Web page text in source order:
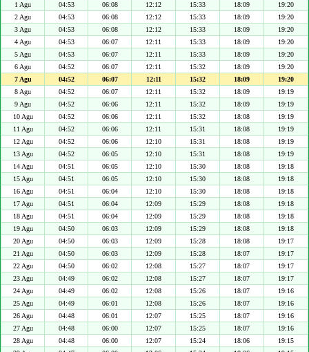
1 Agu
04:53 06:08 12:12 15:33 18:09
19:20
2 Agu
04:53 06:08 12:12 15:33 18:09
19:20
3 Agu
04:53 06:08 12:12 15:33 18:09
19:20
4 Agu
04:53 06:07 12:11 15:33 18:09
19:20
5 Agu
04:53 06:07 12:11 15:33 18:09
19:20
6 Agu
04:52 06:07 12:11 15:32 18:09
19:20
7 Agu
04:52 06:07 12:11 15:32 18:09
19:20
8 Agu
04:52 06:07 12:11 15:32 18:09
19:19
9 Agu
04:52 06:06 12:11 15:32 18:09
19:19
10 Agu
04:52 06:06 12:11 15:32 18:08
19:19
11 Agu
04:52 06:06 12:11 15:31 18:08
19:19
12 Agu
04:52 06:06 12:10 15:31 18:08
19:19
13 Agu
04:52 06:05 12:10 15:31 18:08
19:19
14 Agu
04:51 06:05 12:10 15:30 18:08
19:18
15 Agu
04:51 06:05 12:10 15:30 18:08
19:18
16 Agu
04:51 06:04 12:10 15:30 18:08
19:18
17 Agu
04:51 06:04 12:09 15:29 18:08
19:18
18 Agu
04:51 06:04 12:09 15:29 18:08
19:18
19 Agu
04:50 06:03 12:09 15:29 18:08
19:18
20 Agu
04:50 06:03 12:09 15:28 18:08
19:17
21 Agu
04:50 06:03 12:09 15:28 18:07
19:17
22 Agu
04:50 06:02 12:08 15:27 18:07
19:17
23 Agu
04:49 06:02 12:08 15:27 18:07
19:17
24 Agu
04:49 06:02 12:08 15:26 18:07
19:16
25 Agu
04:49 06:01 12:08 15:26 18:07
19:16
26 Agu
04:48 06:01 12:07 15:25 18:07
19:16
27 Agu
04:48 06:00 12:07 15:25 18:07
19:16
28 Agu
04:48 06:00 12:07 15:24 18:06
19:15